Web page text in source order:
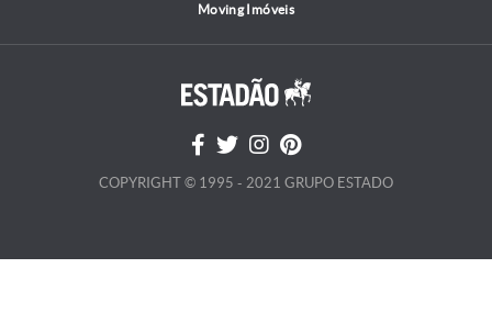
Moving Imóveis
COPYRIGHT © 1995 - 2021 GRUPO ESTADO